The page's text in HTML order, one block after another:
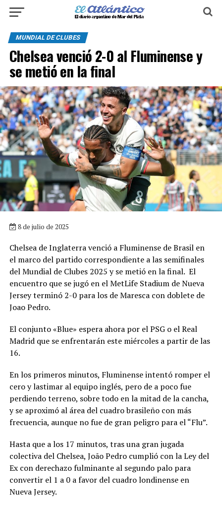
MUNDIAL DE CLUBES
Chelsea venció 2-0 al Fluminense y
se metió en la final
8 de julio de 2025
Chelsea de Inglaterra venció a Fluminense de Brasil en
el marco del partido correspondiente a las semifinales
del Mundial de Clubes 2025 y se metió en la final. El
encuentro que se jugó en el MetLife Stadium de Nueva
Jersey terminó 2-0 para los de Maresca con doblete de
Joao Pedro.
El conjunto «Blue» espera ahora por el PSG o el Real
Madrid que se enfrentarán este miércoles a partir de las
16.
En los primeros minutos, Fluminense intentó romper el
cero y lastimar al equipo inglés, pero de a poco fue
perdiendo terreno, sobre todo en la mitad de la cancha,
y se aproximó al área del cuadro brasileño con más
frecuencia, aunque no fue de gran peligro para el “Flu”.
Hasta que a los 17 minutos, tras una gran jugada
colectiva del Chelsea, João Pedro cumplió con la Ley del
Ex con derechazo fulminante al segundo palo para
convertir el 1 a 0 a favor del cuadro londinense en
Nueva Jersey.